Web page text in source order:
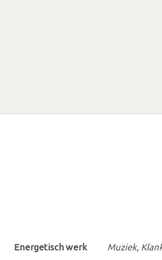
Energetisch werk Muziek,